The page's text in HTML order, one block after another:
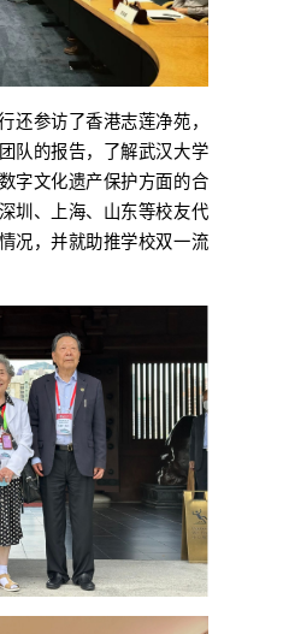
还参访了香港志莲净苑，
队的报告，了解武汉大学
字文化遗产保护方面的合
圳、上海、山东等校友代
况，并就助推学校双一流